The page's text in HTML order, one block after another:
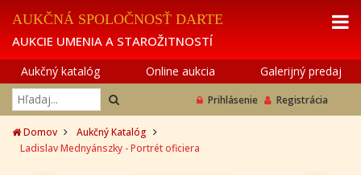
AUKČNÁ SPOLOČNOSŤ DARTE
AUKCIE UMENIA A STAROŽITNOSTÍ
Aukčný katalóg Online aukcia Galerijný predaj
Prihlásenie Registrácia
Domov
Aukčný Katalóg
Ladislav Mednyánszky - Portrét oficiera